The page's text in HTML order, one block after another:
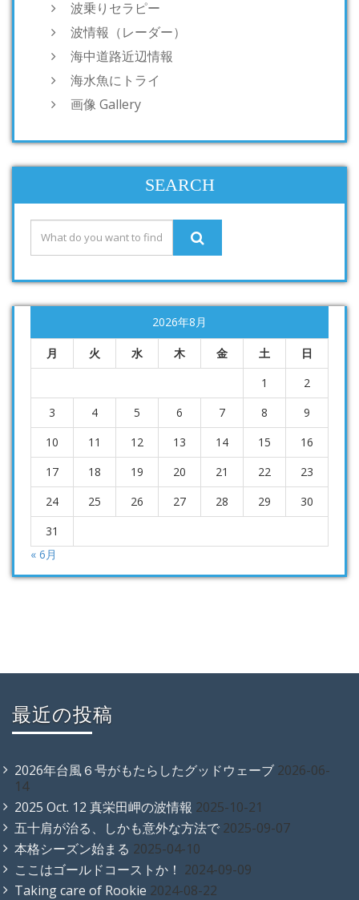
波乗りセラピー
波情報（レーダー）
海中道路近辺情報
海水魚にトライ
画像 Gallery
SEARCH
2026年8月
月 火 水 木 金 土
日
1
2
3
4 5 6 7 8
9
10
11 12 13 14 15
16
17
18 19 20 21 22
23
24
25 26 27 28 29
30
31
« 6月
最近の投稿
2026年台風６号がもたらしたグッドウェーブ 2026-06-
14
2025 Oct. 12 真栄田岬の波情報 2025-10-21
五十肩が治る、しかも意外な方法で 2025-09-07
本格シーズン始まる 2025-04-10
ここはゴールドコーストか！ 2024-09-09
Taking care of Rookie 2024-08-22